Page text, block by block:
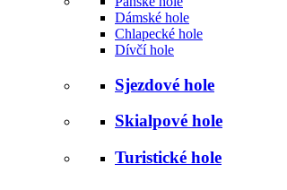
Dámské hole
Chlapecké hole
Dívčí hole
Sjezdové hole
Skialpové hole
Turistické hole